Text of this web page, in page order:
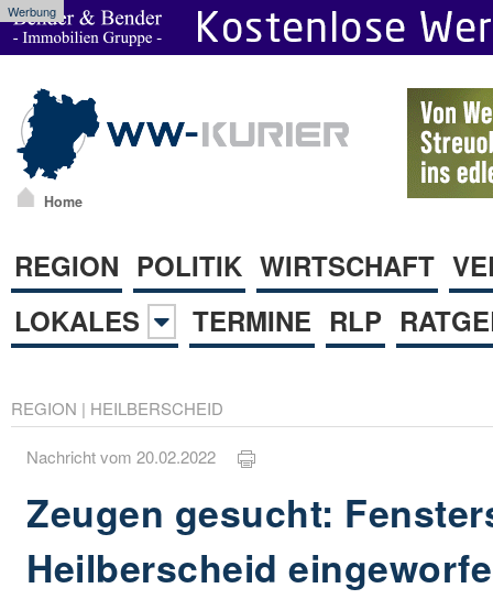
Werbung
Home
REGION POLITIK WIRTSCHAFT
LOKALES
TERMINE RLP
REGION | HEILBERSCHEID
Nachricht vom 20.02.2022
Zeugen gesucht:
Heilberscheid